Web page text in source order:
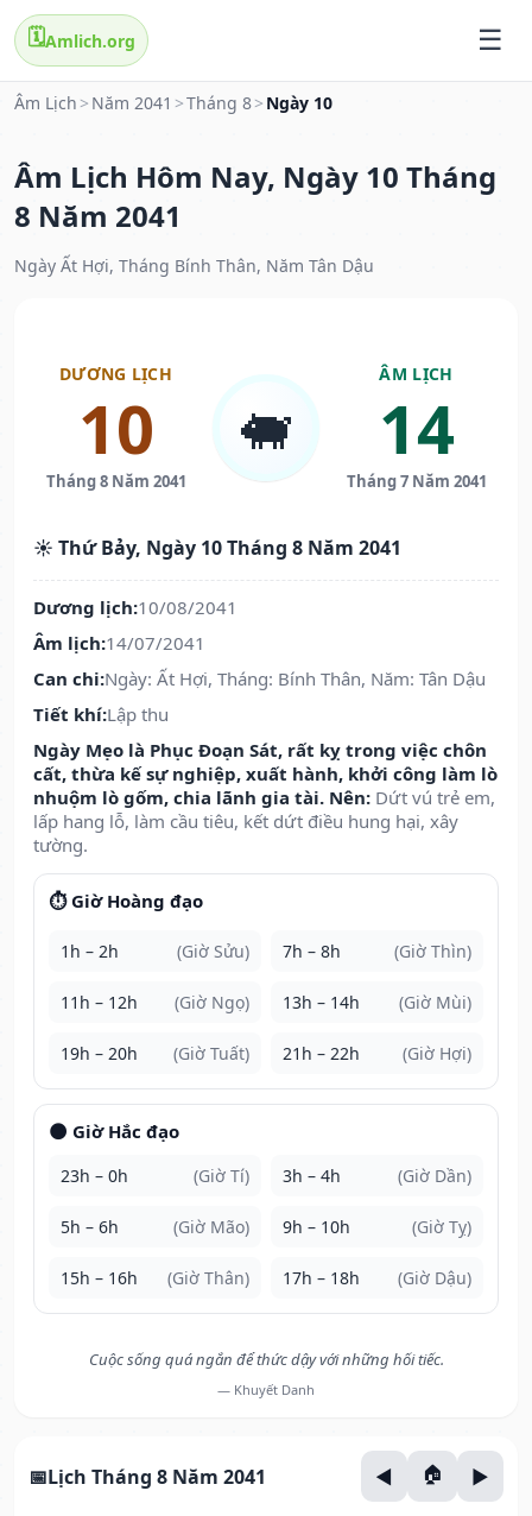
🗓️Amlich.org
Âm Lịch > Năm 2041 >Tháng 8> Ngày 10
Âm Lịch Hôm Nay, Ngày 10 Tháng
8 Năm 2041
Ngày Ất Hợi, Tháng Bính Thân, Năm Tân Dậu
DƯƠNG LỊCH
10
Tháng 8 Năm 2041
🐖
ÂM LỊCH
14
Tháng 7 Năm 2041
☀️ Thứ Bảy, Ngày 10 Tháng 8 Năm 2041
Dương lịch:10/08/2041
Âm lịch:14/07/2041
Can chi:Ngày: Ất Hợi, Tháng: Bính Thân, Năm: Tân Dậu
Tiết khí:Lập thu
Ngày Mẹo là Phục Đoạn Sát, rất kỵ trong việc chôn
cất, thừa kế sự nghiệp, xuất hành, khởi công làm lò
nhuộm lò gốm, chia lãnh gia tài. Nên: Dứt vú trẻ em,
lấp hang lỗ, làm cầu tiêu, kết dứt điều hung hại, xây
tường.
⏱️ Giờ Hoàng đạo
1h – 2h (Giờ Sửu) 7h – 8h (Giờ Thìn)
11h – 12h (Giờ Ngọ) 13h – 14h (Giờ Mùi)
19h – 20h (Giờ Tuất) 21h – 22h (Giờ Hợi)
🌑 Giờ Hắc đạo
23h – 0h (Giờ Tí) 3h – 4h (Giờ Dần)
5h – 6h (Giờ Mão) 9h – 10h (Giờ Tỵ)
15h – 16h (Giờ Thân) 17h – 18h (Giờ Dậu)
Cuộc sống quá ngắn để thức dậy với những hối tiếc.
— Khuyết Danh
Lịch Tháng 8 Năm 2041